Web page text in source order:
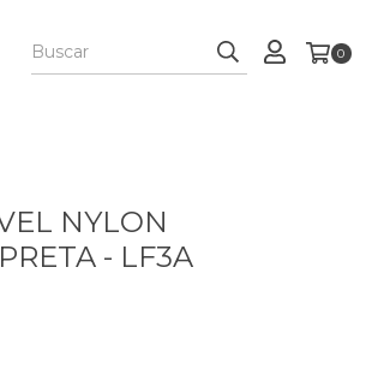
0
NYLON
- LF3A